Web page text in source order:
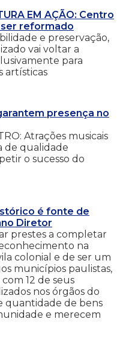
EM AÇÃO: Centro
reformado
e preservação,
vai voltar a
para
artísticas
presença no
Atrações musicais
de qualidade
o sucesso do
é fonte de
Diretor
prestes a completar
na
colonial e de ser um
municípios paulistas,
12 de seus
nos órgãos do
quantidade de bens
e merecem